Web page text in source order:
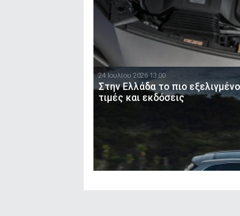
24 Ιουλίου 2026 13:00
Στην Ελλάδα το πιο
τιμές και εκδόσεις